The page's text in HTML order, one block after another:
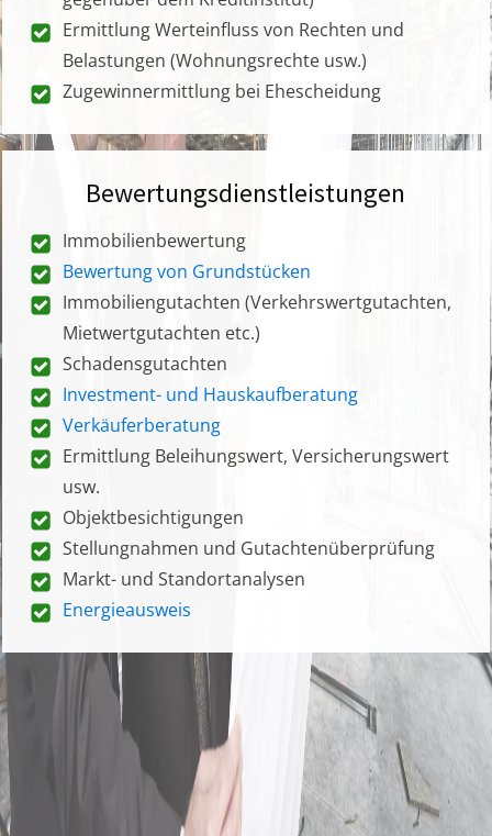
Ermittlung Werteinfluss von Rechten und
Belastungen (Wohnungsrechte usw.)
Zugewinnermittlung bei Ehescheidung
Bewertungsdienstleistungen
Immobilienbewertung
Bewertung von Grundstücken
Immobiliengutachten (Verkehrswertgutachten,
Mietwertgutachten etc.)
Schadensgutachten
Investment- und Hauskaufberatung
Verkäuferberatung
Ermittlung Beleihungswert, Versicherungswert
usw.
Objektbesichtigungen
Stellungnahmen und Gutachtenüberprüfung
Markt- und Standortanalysen
Energieausweis